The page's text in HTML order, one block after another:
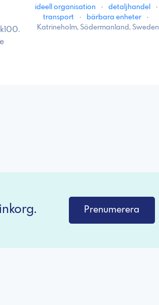
ideell organisation · detaljhandel
·
transport
· bärbara enheter
·
Katrineholm, Södermanland, Sweden
Prenumerera